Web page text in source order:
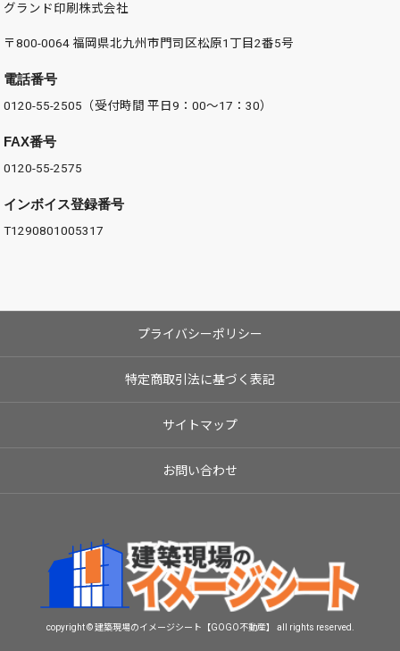
グランド印刷株式会社
〒800-0064 福岡県北九州市門司区松原1丁目2番5号
電話番号
0120-55-2505（受付時間 平日9：00～17：30）
FAX番号
0120-55-2575
インボイス登録番号
T1290801005317
プライバシーポリシー
特定商取引法に基づく表記
サイトマップ
お問い合わせ
copyright © 建築現場のイメージシート【GOGO不動産】 all rights reserved.